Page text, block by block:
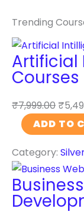
Trending
Artificial
Courses
₹7,999.00 ₹
t
i
f
ADD TO
Category: